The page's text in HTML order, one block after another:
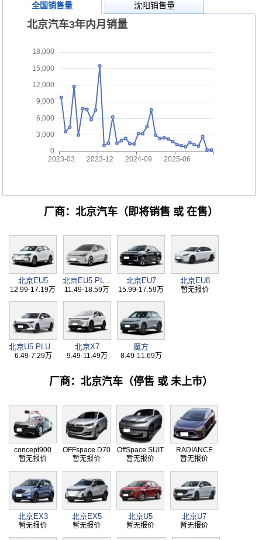
全国销售量 沈阳销售量
厂商：北京汽车（即将销售 或 在售）
北京EU5
12.99-17.19万
北京EU5 PL...
11.49-18.59万
北京EU7
15.99-17.59万
北京EU8
暂无报价
北京U5 PLU...
6.49-7.29万
北京X7
9.49-11.49万
魔方
8.49-11.69万
厂商：北京汽车（停售 或 未上市）
concept900
暂无报价
OFFspace D70
暂无报价
OffSpace SUIT
暂无报价
RADIANCE
暂无报价
北京EX3
暂无报价
北京EX5
暂无报价
北京U5
暂无报价
北京U7
暂无报价